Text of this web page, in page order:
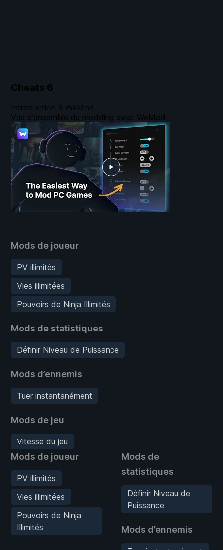
Cheats 6
Mods de joueur
PV illimités
Vies illimitées
Pouvoirs de Ninja Illimités
Mods de statistiques
Définir Niveau de Puissance
Mods d’ennemis
Tuer instantanément
Mods de jeu
Vitesse du jeu
Mods de joueur
PV illimités
Vies illimitées
Pouvoirs de Ninja
Illimités
Mods de
statistiques
Définir Niveau de
Puissance
Mods d’ennemis
Introduction à WeMod
Vue d’ensemble du modding avec WeMod